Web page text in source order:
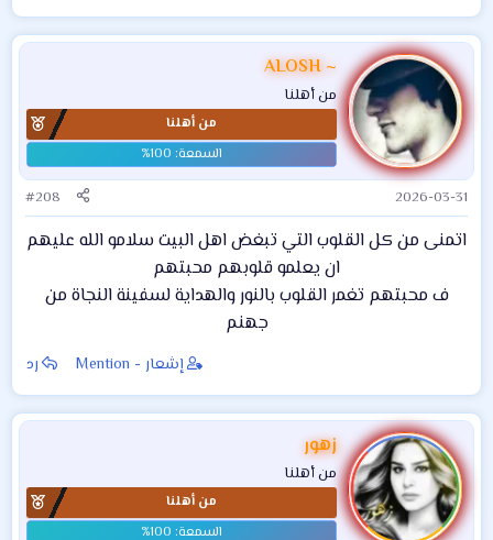
ALOSH ~
من أهلنا
من أهلنا
2026-03-31
#208
اتمنى من كل القلوب التي تبغض اهل البيت سلامو الله عليهم
ان يعلمو قلوبهم محبتهم
ف محبتهم تغمر القلوب بالنور والهداية لسفينة النجاة من
جهنم​
إشعار - Mention رد
زهور
من أهلنا
من أهلنا